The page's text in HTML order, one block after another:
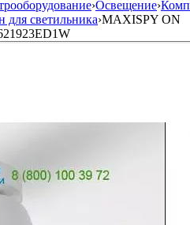
›Освещение›
для светильника›MAXISPY ON